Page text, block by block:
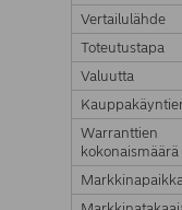
Vertailulähde
Toteutustapa
Valuutta
Warranttien
kokonaismäärä
Markkinapaikka